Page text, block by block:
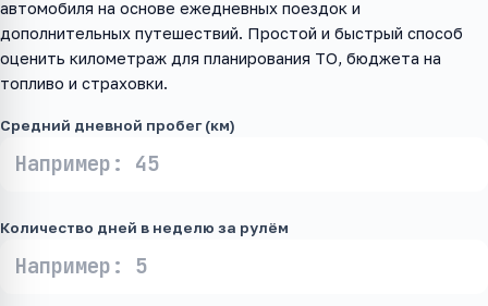
автомобиля на основе ежедневных поездок и
дополнительных путешествий. Простой и быстрый способ
оценить километраж для планирования ТО, бюджета на
топливо и страховки.
Средний дневной пробег (км)
Количество дней в неделю за рулём